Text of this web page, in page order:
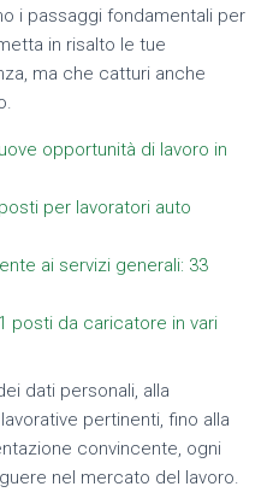
i passaggi fondamentali per
in risalto le tue
ma che catturi anche
opportunità di lavoro in
per lavoratori auto
ai servizi generali: 33
posti da caricatore in vari
dati personali, alla
pertinenti, fino alla
convincente, ogni
nel mercato del lavoro.